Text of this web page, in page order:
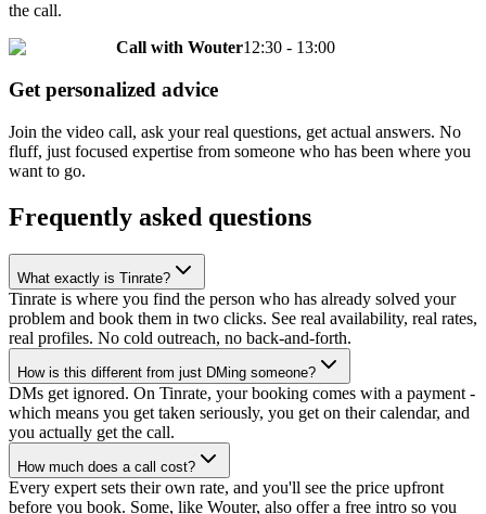
the call.
Call with Wouter12:30 - 13:00
Get personalized advice
Join the video call, ask your real questions, get actual answers. No
fluff, just focused expertise from someone who has been where you
want to go.
Frequently asked questions
What exactly is Tinrate?
Tinrate is where you find the person who has already solved your
problem and book them in two clicks. See real availability, real rates,
real profiles. No cold outreach, no back-and-forth.
How is this different from just DMing someone?
DMs get ignored. On Tinrate, your booking comes with a payment -
which means you get taken seriously, you get on their calendar, and
you actually get the call.
How much does a call cost?
Every expert sets their own rate, and you'll see the price upfront
before you book. Some, like Wouter, also offer a free intro so you